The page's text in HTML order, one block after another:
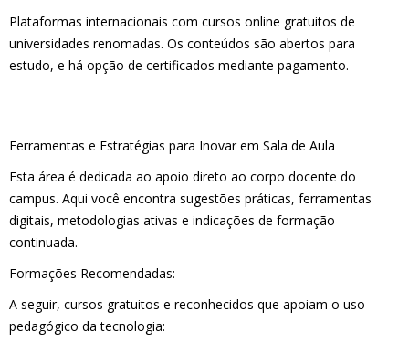
Plataformas internacionais com cursos online gratuitos de
universidades renomadas. Os conteúdos são abertos para
estudo, e há opção de certificados mediante pagamento.
Ferramentas e Estratégias para Inovar em Sala de Aula
Esta área é dedicada ao apoio direto ao corpo docente do
campus. Aqui você encontra sugestões práticas, ferramentas
digitais, metodologias ativas e indicações de formação
continuada.
Formações Recomendadas:
A seguir, cursos gratuitos e reconhecidos que apoiam o uso
pedagógico da tecnologia: